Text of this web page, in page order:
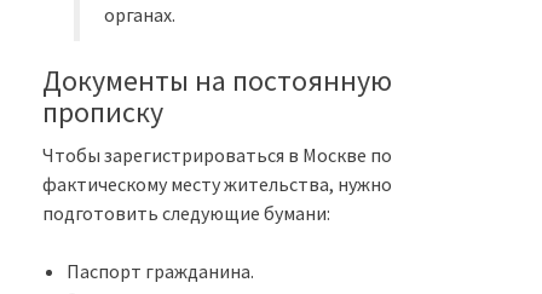
органах.
Документы на постоянную
прописку
Чтобы зарегистрироваться в Москве по
фактическому месту жительства, нужно
подготовить следующие бумани:
Паспорт гражданина.